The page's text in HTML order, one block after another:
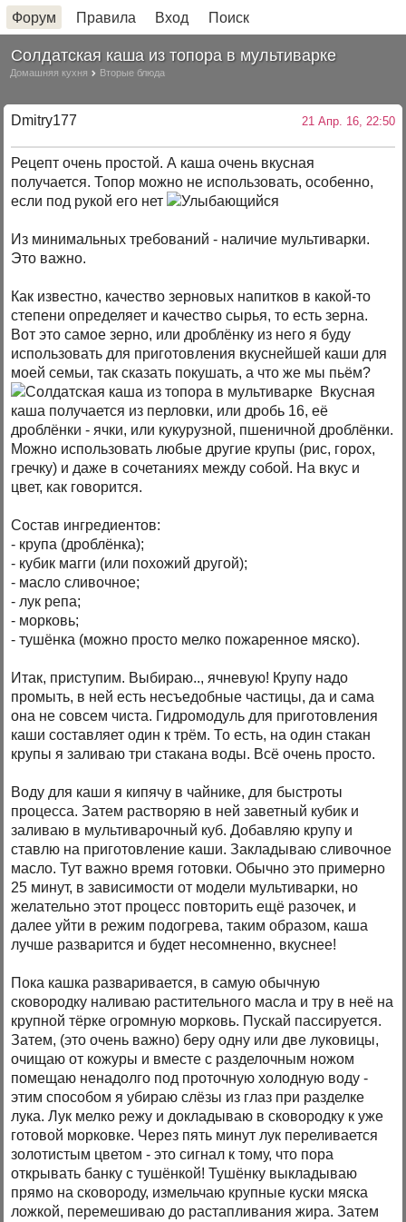
Форум Правила Вход Поиск
Солдатская каша из топора в мультиварке
Домашняя кухня Вторые блюда
Dmitry177 21 Апр. 16, 22:50
Рецепт очень простой. А каша очень вкусная
получается. Топор можно не использовать, особенно,
если под рукой его нет
Из минимальных требований - наличие мультиварки.
Это важно.
Как известно, качество зерновых напитков в какой-то
степени определяет и качество сырья, то есть зерна.
Вот это самое зерно, или дроблёнку из него я буду
использовать для приготовления вкуснейшей каши для
моей семьи, так сказать покушать, а что же мы пьём?
Вкусная
каша получается из перловки, или дробь 16, её
дроблёнки - ячки, или кукурузной, пшеничной дроблёнки.
Можно использовать любые другие крупы (рис, горох,
гречку) и даже в сочетаниях между собой. На вкус и
цвет, как говорится.
Состав ингредиентов:
- крупа (дроблёнка);
- кубик магги (или похожий другой);
- масло сливочное;
- лук репа;
- морковь;
- тушёнка (можно просто мелко пожаренное мяско).
Итак, приступим. Выбираю.., ячневую! Крупу надо
промыть, в ней есть несъедобные частицы, да и сама
она не совсем чиста. Гидромодуль для приготовления
каши составляет один к трём. То есть, на один стакан
крупы я заливаю три стакана воды. Всё очень просто.
Воду для каши я кипячу в чайнике, для быстроты
процесса. Затем растворяю в ней заветный кубик и
заливаю в мультиварочный куб. Добавляю крупу и
ставлю на приготовление каши. Закладываю сливочное
масло. Тут важно время готовки. Обычно это примерно
25 минут, в зависимости от модели мультиварки, но
желательно этот процесс повторить ещё разочек, и
далее уйти в режим подогрева, таким образом, каша
лучше разварится и будет несомненно, вкуснее!
Пока кашка разваривается, в самую обычную
сковородку наливаю растительного масла и тру в неё на
крупной тёрке огромную морковь. Пускай пассируется.
Затем, (это очень важно) беру одну или две луковицы,
очищаю от кожуры и вместе с разделочным ножом
помещаю ненадолго под проточную холодную воду -
этим способом я убираю слёзы из глаз при разделке
лука. Лук мелко режу и докладываю в сковородку к уже
готовой морковке. Через пять минут лук переливается
золотистым цветом - это сигнал к тому, что пора
открывать банку с тушёнкой! Тушёнку выкладываю
прямо на сковороду, измельчаю крупные куски мяска
ложкой, перемешиваю до растапливания жира. Затем